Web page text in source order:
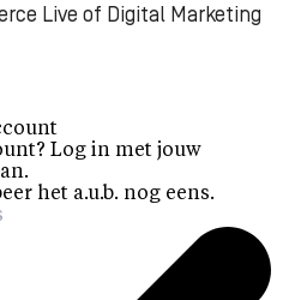
Live of Digital Marketing
Log in met jouw
het a.u.b. nog eens.